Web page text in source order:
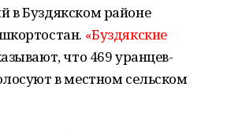
в Буздякском районе
«Буздякские
что 469 уранцев-
в местном сельском